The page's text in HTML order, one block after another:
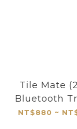
Tile Mate
Bluetooth
NT$880 ~